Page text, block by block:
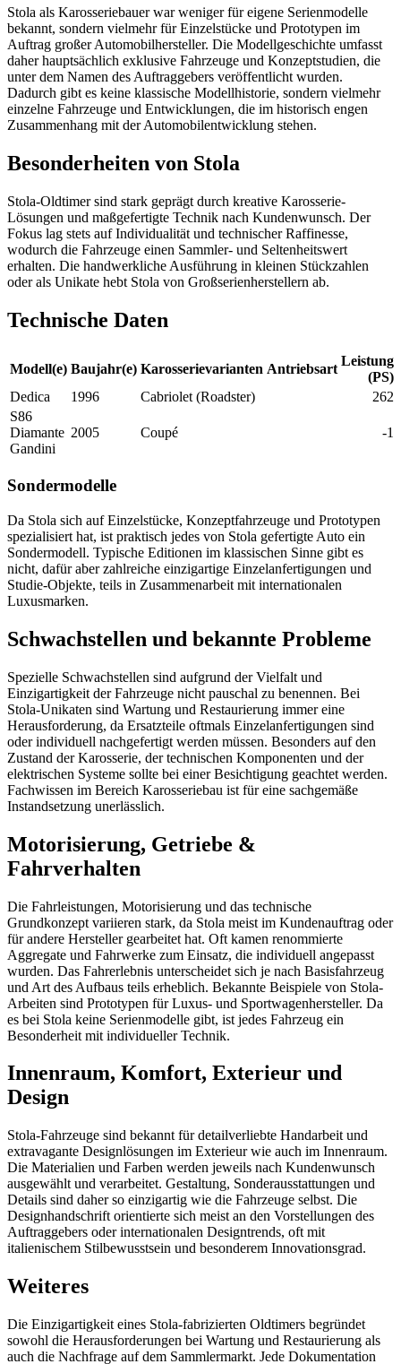
Stola als Karosseriebauer war weniger für eigene Serienmodelle
bekannt, sondern vielmehr für Einzelstücke und Prototypen im
Auftrag großer Automobilhersteller. Die Modellgeschichte umfasst
daher hauptsächlich exklusive Fahrzeuge und Konzeptstudien, die
unter dem Namen des Auftraggebers veröffentlicht wurden.
Dadurch gibt es keine klassische Modellhistorie, sondern vielmehr
einzelne Fahrzeuge und Entwicklungen, die im historisch engen
Zusammenhang mit der Automobilentwicklung stehen.
Besonderheiten von Stola
Stola-Oldtimer sind stark geprägt durch kreative Karosserie-
Lösungen und maßgefertigte Technik nach Kundenwunsch. Der
Fokus lag stets auf Individualität und technischer Raffinesse,
wodurch die Fahrzeuge einen Sammler- und Seltenheitswert
erhalten. Die handwerkliche Ausführung in kleinen Stückzahlen
oder als Unikate hebt Stola von Großserienherstellern ab.
Technische Daten
Modell(e) Baujahr(e) Karosserievarianten Antriebsart
Leistung
(PS)
Dedica 1996 Cabriolet (Roadster)
262
S86
Diamante
Gandini
2005 Coupé -1
Sondermodelle
Da Stola sich auf Einzelstücke, Konzeptfahrzeuge und Prototypen
spezialisiert hat, ist praktisch jedes von Stola gefertigte Auto ein
Sondermodell. Typische Editionen im klassischen Sinne gibt es
nicht, dafür aber zahlreiche einzigartige Einzelanfertigungen und
Studie-Objekte, teils in Zusammenarbeit mit internationalen
Luxusmarken.
Schwachstellen und bekannte Probleme
Spezielle Schwachstellen sind aufgrund der Vielfalt und
Einzigartigkeit der Fahrzeuge nicht pauschal zu benennen. Bei
Stola-Unikaten sind Wartung und Restaurierung immer eine
Herausforderung, da Ersatzteile oftmals Einzelanfertigungen sind
oder individuell nachgefertigt werden müssen. Besonders auf den
Zustand der Karosserie, der technischen Komponenten und der
elektrischen Systeme sollte bei einer Besichtigung geachtet werden.
Fachwissen im Bereich Karosseriebau ist für eine sachgemäße
Instandsetzung unerlässlich.
Motorisierung, Getriebe &
Fahrverhalten
Die Fahrleistungen, Motorisierung und das technische
Grundkonzept variieren stark, da Stola meist im Kundenauftrag oder
für andere Hersteller gearbeitet hat. Oft kamen renommierte
Aggregate und Fahrwerke zum Einsatz, die individuell angepasst
wurden. Das Fahrerlebnis unterscheidet sich je nach Basisfahrzeug
und Art des Aufbaus teils erheblich. Bekannte Beispiele von Stola-
Arbeiten sind Prototypen für Luxus- und Sportwagenhersteller. Da
es bei Stola keine Serienmodelle gibt, ist jedes Fahrzeug ein
Besonderheit mit individueller Technik.
Innenraum, Komfort, Exterieur und
Design
Stola-Fahrzeuge sind bekannt für detailverliebte Handarbeit und
extravagante Designlösungen im Exterieur wie auch im Innenraum.
Die Materialien und Farben werden jeweils nach Kundenwunsch
ausgewählt und verarbeitet. Gestaltung, Sonderausstattungen und
Details sind daher so einzigartig wie die Fahrzeuge selbst. Die
Designhandschrift orientierte sich meist an den Vorstellungen des
Auftraggebers oder internationalen Designtrends, oft mit
italienischem Stilbewusstsein und besonderem Innovationsgrad.
Weiteres
Die Einzigartigkeit eines Stola-fabrizierten Oldtimers begründet
sowohl die Herausforderungen bei Wartung und Restaurierung als
auch die Nachfrage auf dem Sammlermarkt. Jede Dokumentation